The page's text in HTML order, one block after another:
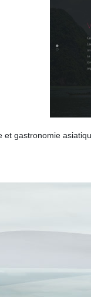
gastronomie